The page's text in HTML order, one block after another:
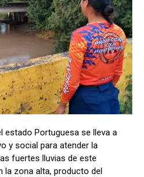
estado Portuguesa se lleva a
y social para atender la
fuertes lluvias de este
la zona alta, producto del